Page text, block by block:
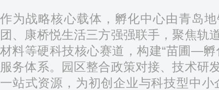
作为战略核心载体，孵化中心由青岛
团、康桥悦生活三方强强联手，聚焦轨
材料等硬科技核心赛道，构建“苗圃—
服务体系。园区整合政策对接、技术研
一站式资源，为初创企业与科技型中小